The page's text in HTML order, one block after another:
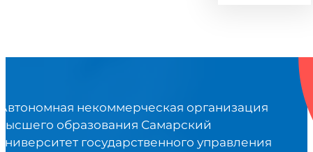
некоммерческая организация
образования Самарский
государственного управления